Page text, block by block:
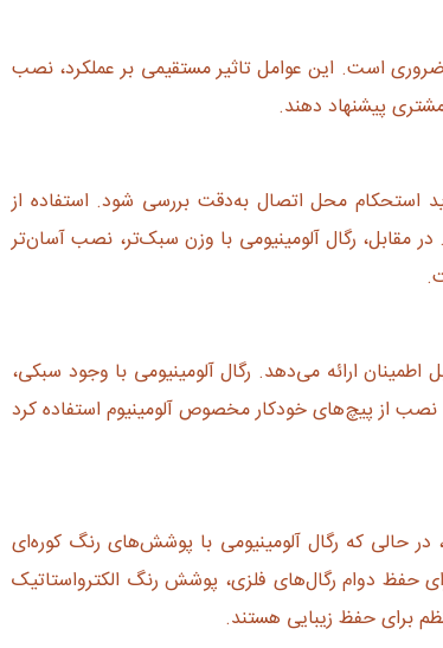
است. این عوامل تاثیر مستقیمی بر عملکرد، نصب
پیشنهاد دهند.
استحکام محل اتصال به‌دقت بررسی شود. استفاده از
مقابل، رگال آلومینیومی با وزن سبک‌تر، نصب آسان‌تر
ارائه می‌دهد. رگال آلومینیومی با وجود سبکی،
نصب از پیچ‌های خودکار مخصوص آلومینیوم استفاده کرد
حالی که رگال آلومینیومی با پوشش‌های رنگ کوره‌ای
حفظ دوام رگال‌های فلزی، پوشش رنگ الکترواستاتیک
برای حفظ زیبایی هستند.